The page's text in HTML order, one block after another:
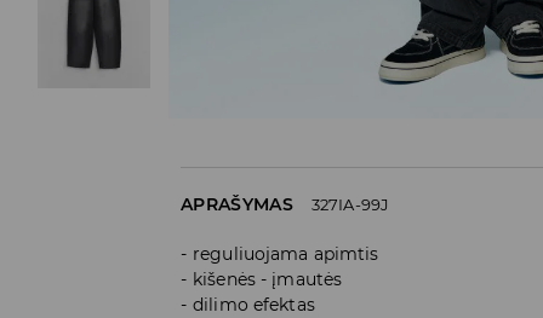
APRAŠYMAS 327IA-99J
reguliuojama apimtis
kišenės - įmautės
dilimo efektas